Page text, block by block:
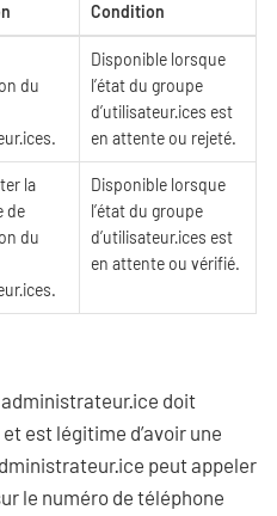
Condition
du
Disponible lorsque
l’état du groupe
d’utilisateur·ices est
en attente ou rejeté.
la
de
du
Disponible lorsque
l’état du groupe
d’utilisateur·ices est
en attente ou vérifié.
doit
est légitime d’avoir une
peut appeler
le numéro de téléphone